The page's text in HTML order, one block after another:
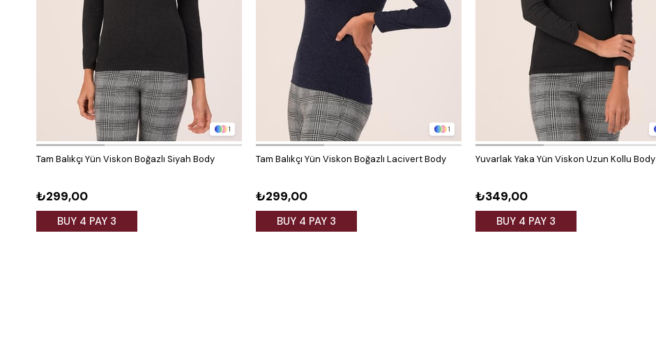
1
Tam Balıkçı Yün Viskon Boğazlı Siyah Body
₺299,00
BUY 4 PAY 3
1
Tam Balıkçı Yün Viskon Boğazlı Lacivert Body
₺299,00
BUY 4 PAY 3
Yuvarlak Yaka Yün Viskon Uzun Kollu Body
₺349,00
BUY 4 PAY 3